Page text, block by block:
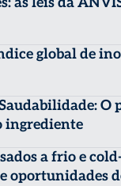
global de
O
ingrediente
a frio e
oportunidades